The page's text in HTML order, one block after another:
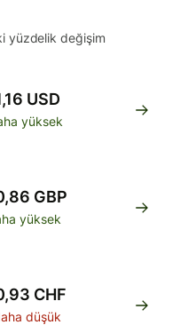
yüzdelik değişim
USD
yüksek
GBP
yüksek
CHF
düşük